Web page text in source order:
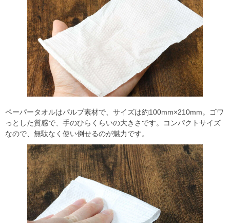
ペーパータオルはパルプ素材で、サイズは約100mm×210mm。ゴワ
っとした質感で、手のひらくらいの大きさです。コンパクトサイズ
なので、無駄なく使い倒せるのが魅力です。